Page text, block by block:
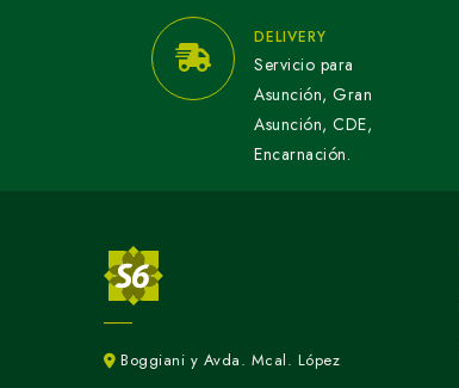
DELIVERY
Servicio para
Asunción, Gran
Asunción, CDE,
Encarnación.
Boggiani y Avda. Mcal. López